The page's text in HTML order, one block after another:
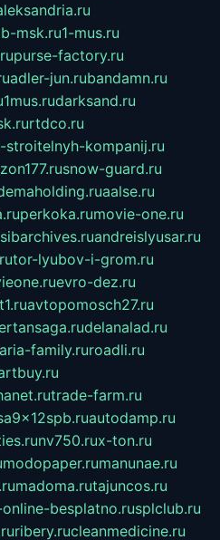
msk.ru1-mus.ru
purse-factory.ru
adler-jun.rubandamn.ru
1mus.rudarksand.ru
rtdco.ru
kompanij.ru
snow-guard.ru
aalse.ru
perkoka.rumovie-one.ru
sibarchives.ruandreislyusar.ru
tor-lyubov-i-grom.ru
evro-dez.ru
avtopomosch27.ru
delanalad.ru
aria-family.ruroadli.ru
trade-farm.ru
autodamp.ru
nv750.rux-ton.ru
modopaper.rumanunae.ru
madoma.rutajuncos.ru
besplatno.rusplclub.ru
ribery.rucleanmedicine.ru